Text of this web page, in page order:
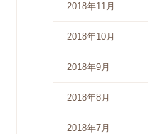
2018年11月
2018年10月
2018年9月
2018年8月
2018年7月